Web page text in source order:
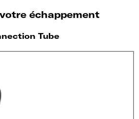
échappement
Tube